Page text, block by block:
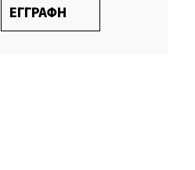
ΕΓΓΡΑΦΗ